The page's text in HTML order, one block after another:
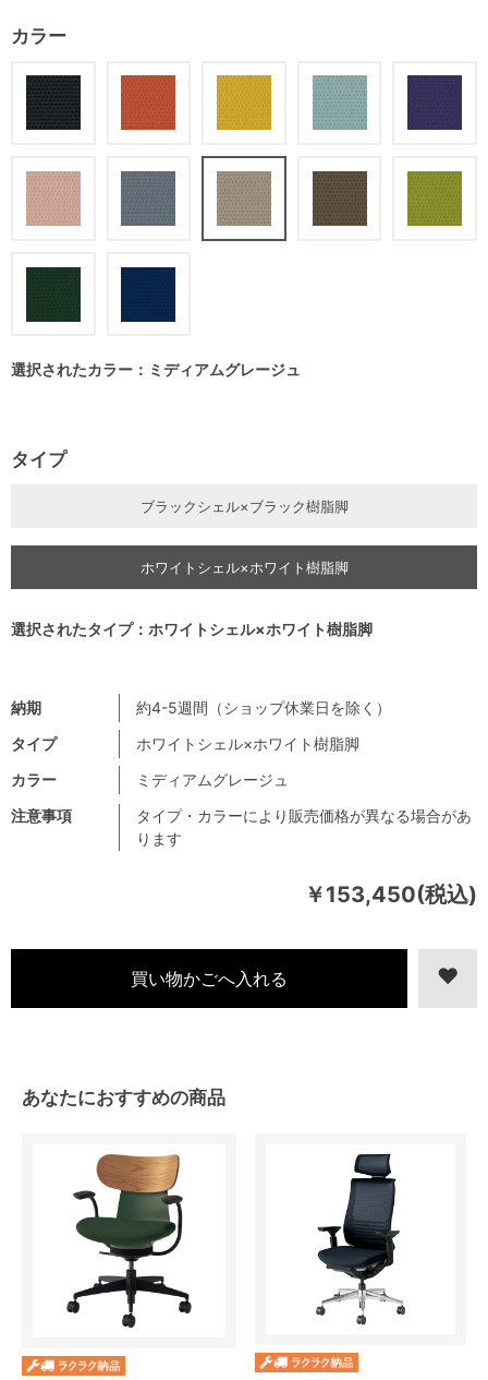
￥153,450(税込)
注意事項
タイプ・カラーにより販売価格が異なる場合があ
ります
納期
約4-5週間（ショップ休業日を除く）
タイプ
ホワイトシェル×ホワイト樹脂脚
カラー
ミディアムグレージュ
カラー
選択されたカラー：ミディアムグレージュ
タイプ
ブラックシェル×ブラック樹脂脚
ホワイトシェル×ホワイト樹脂脚
選択されたタイプ：ホワイトシェル×ホワイト樹脂脚
あなたにおすすめの商品